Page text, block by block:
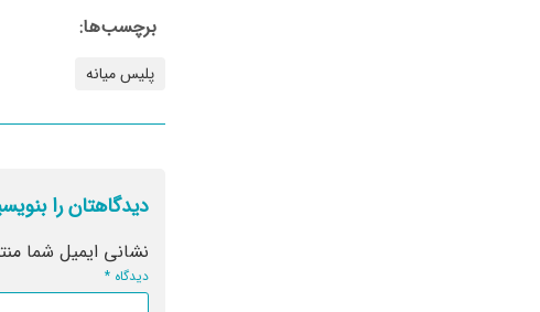
برچسب‌ها:
پلیس میانه
دیدگاهتان را
نشانی ایمیل شما
دیدگاه*